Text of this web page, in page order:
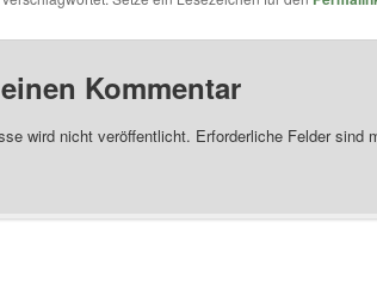
Kommentar
wird nicht veröffentlicht. Erforderliche Felder sind